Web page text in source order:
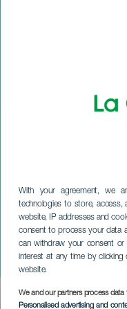
With your agreement, we
technologies to store, access,
website, IP addresses and
consent to process your data
can withdraw your consent
interest at any time by clicking
website.
We and our partners process data
Personalised advertising and
Concerto
LA GOMERA
Imagen